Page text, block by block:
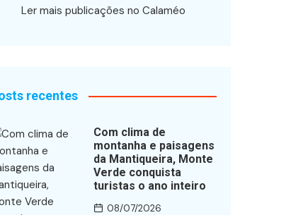
Ler mais publicações no Calaméo
recentes
Com clima de
montanha e paisagens
da Mantiqueira, Monte
Verde conquista
turistas o ano inteiro
08/07/2026